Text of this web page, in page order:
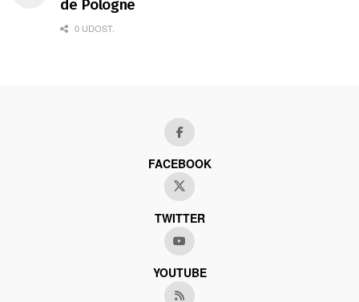
de Pologne
0 UDOST.
FACEBOOK
TWITTER
YOUTUBE